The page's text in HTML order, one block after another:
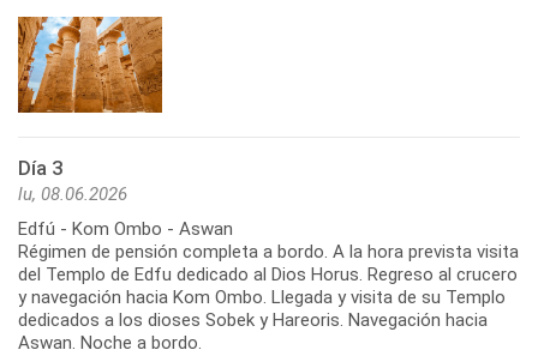
Día 3
lu, 08.06.2026
Edfú - Kom Ombo - Aswan
Régimen de pensión completa a bordo. A la hora prevista visita
del Templo de Edfu dedicado al Dios Horus. Regreso al crucero
y navegación hacia Kom Ombo. Llegada y visita de su Templo
dedicados a los dioses Sobek y Hareoris. Navegación hacia
Aswan. Noche a bordo.